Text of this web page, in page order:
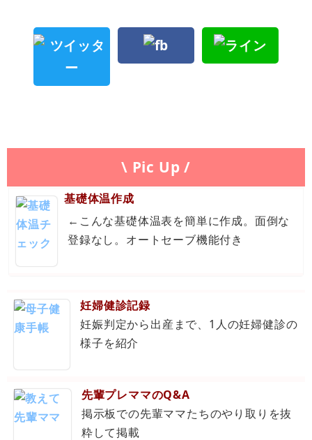
\ Pic Up /
基礎体温作成
←こんな基礎体温表を簡単に作成。面倒な
登録なし。オートセーブ機能付き
妊婦健診記録
妊娠判定から出産まで、1人の妊婦健診の
様子を紹介
先輩プレママのQ&A
掲示板での先輩ママたちのやり取りを抜
粋して掲載